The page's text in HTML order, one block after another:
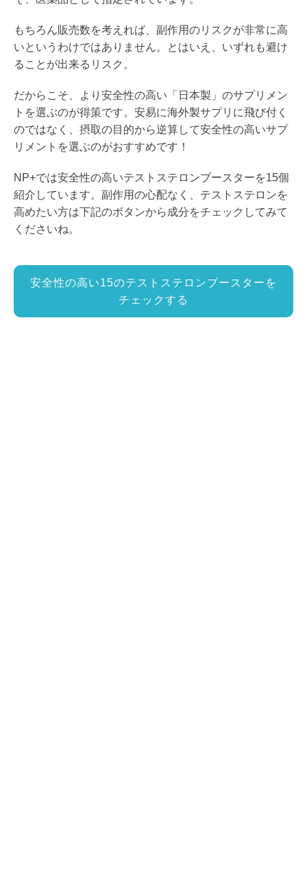
もちろん販売数を考えれば、副作用のリスクが非常に高
いというわけではありません。とはいえ、いずれも避け
ることが出来るリスク。
だからこそ、より安全性の高い「日本製」のサプリメン
トを選ぶのが得策です。安易に海外製サプリに飛び付く
のではなく、摂取の目的から逆算して安全性の高いサプ
リメントを選ぶのがおすすめです！
NP+では安全性の高いテストステロンブースターを15個
紹介しています。副作用の心配なく、テストステロンを
高めたい方は下記のボタンから成分をチェックしてみて
くださいね。
安全性の高い15のテストステロンブースターを
チェックする